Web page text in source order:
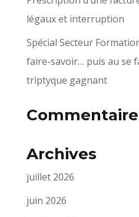
légaux et interruption
Spécial Secteur
faire-savoir… puis au se
triptyque gagnant
Archives
juillet 2026
juin 2026